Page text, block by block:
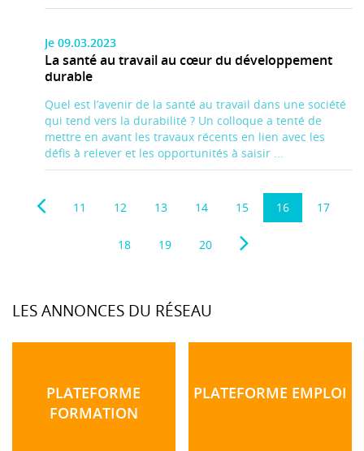
Je 09.03.2023
La santé au travail au cœur du développement
durable
Quel est l’avenir de la santé au travail dans une société
qui tend vers la durabilité ? Un colloque a tenté de
mettre en avant les travaux récents en lien avec les
défis à relever et les opportunités à saisir ...
11 12 13 14 15 16 17
18 19 20
LES ANNONCES DU RÉSEAU
PLATEFORME
FORMATION
PLATEFORME EMPLOI